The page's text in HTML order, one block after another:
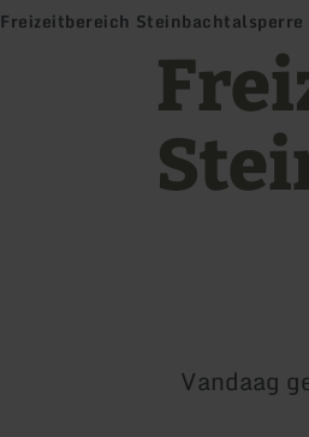
Freizeitbereich Steinbachtalsperre
Vandaag